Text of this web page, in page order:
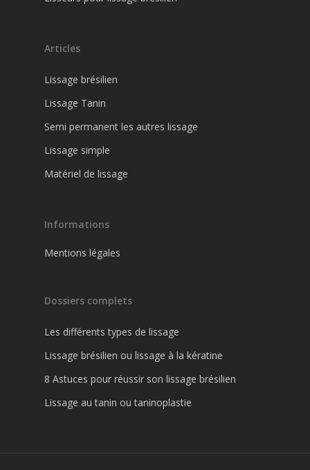
Articles
Lissage brésilien
Lissage Tanin
Semi permanent les autres lissage
Lissage simple
Matériel de lissage
Informations
Mentions légales
Dossiers complets
Les différents types de lissage
Lissage brésilien ou lissage à la kératine
8 Astuces pour réussir son lissage brésilien
Lissage au tanin ou taninoplastie